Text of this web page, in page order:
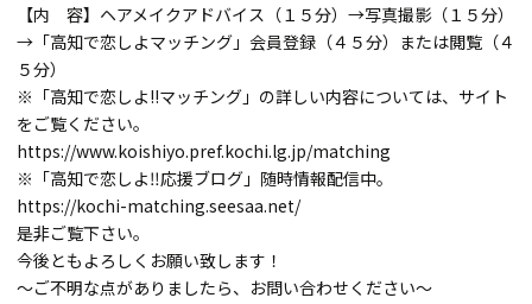
【内 容】ヘアメイクアドバイス（１５分）→写真撮影（１５分）
→「高知で恋しよマッチング」会員登録（４５分）または閲覧（４
５分）
※「高知で恋しよ!!マッチング」の詳しい内容については、サイト
をご覧ください。
https://www.koishiyo.pref.kochi.lg.jp/matching
※「高知で恋しよ‼応援ブログ」随時情報配信中。
https://kochi-matching.seesaa.net/
是非ご覧下さい。
今後ともよろしくお願い致します！
～ご不明な点がありましたら、お問い合わせください～